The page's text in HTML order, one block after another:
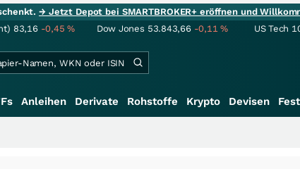
→ Jetzt Depot bei SMARTBROKER+ eröffnen und
83,16 -0,45% Dow Jones 53.843,66 -0,11% US Tech
Anleihen Derivate Rohstoffe Krypto Devisen